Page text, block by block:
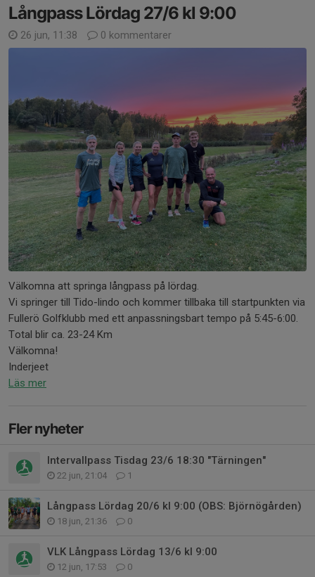
Långpass Lördag 27/6 kl 9:00
26 jun, 11:38 0 kommentarer
Välkomna att springa långpass på lördag.
Vi springer till Tido-lindo och kommer tillbaka till startpunkten via
Fullerö Golfklubb med ett anpassningsbart tempo på 5:45-6:00.
Total blir ca. 23-24 Km
Välkomna!
Inderjeet
Läs mer
Fler nyheter
Intervallpass Tisdag 23/6 18:30 "Tärningen"
22 jun, 21:04 1
Långpass Lördag 20/6 kl 9:00 (OBS: Björnögården)
18 jun, 21:36 0
VLK Långpass Lördag 13/6 kl 9:00
12 jun, 17:53 0